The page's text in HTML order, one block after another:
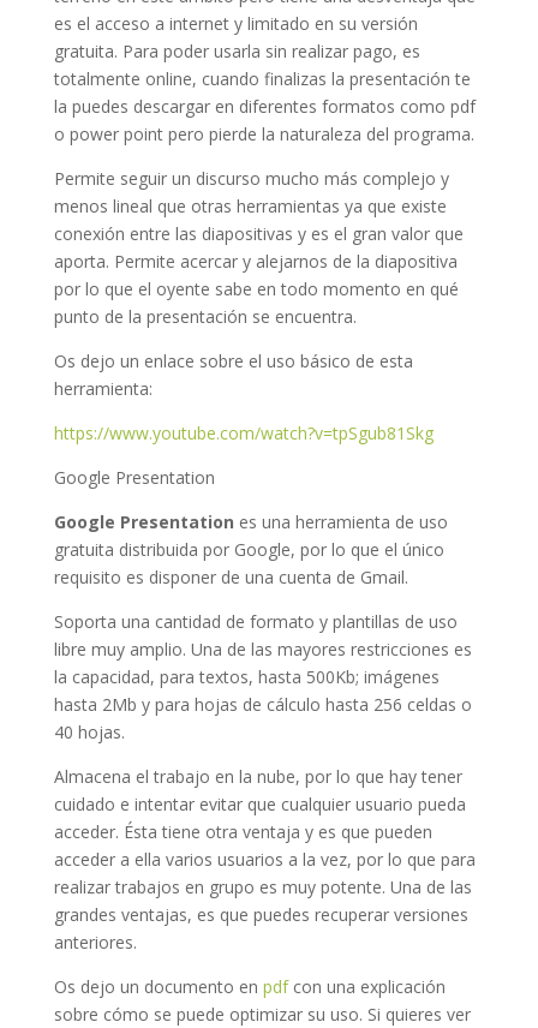
es el acceso a internet y limitado en su versión
gratuita. Para poder usarla sin realizar pago, es
totalmente online, cuando finalizas la presentación te
la puedes descargar en diferentes formatos como pdf
o power point pero pierde la naturaleza del programa.
Permite seguir un discurso mucho más complejo y
menos lineal que otras herramientas ya que existe
conexión entre las diapositivas y es el gran valor que
aporta. Permite acercar y alejarnos de la diapositiva
por lo que el oyente sabe en todo momento en qué
punto de la presentación se encuentra.
Os dejo un enlace sobre el uso básico de esta
herramienta:
https://www.youtube.com/watch?v=tpSgub81Skg
Google Presentation
Google Presentation es una herramienta de uso
gratuita distribuida por Google, por lo que el único
requisito es disponer de una cuenta de Gmail.
Soporta una cantidad de formato y plantillas de uso
libre muy amplio. Una de las mayores restricciones es
la capacidad, para textos, hasta 500Kb; imágenes
hasta 2Mb y para hojas de cálculo hasta 256 celdas o
40 hojas.
Almacena el trabajo en la nube, por lo que hay tener
cuidado e intentar evitar que cualquier usuario pueda
acceder. Ésta tiene otra ventaja y es que pueden
acceder a ella varios usuarios a la vez, por lo que para
realizar trabajos en grupo es muy potente. Una de las
grandes ventajas, es que puedes recuperar versiones
anteriores.
Os dejo un documento en pdfcon una explicación
sobre cómo se puede optimizar su uso. Si quieres ver